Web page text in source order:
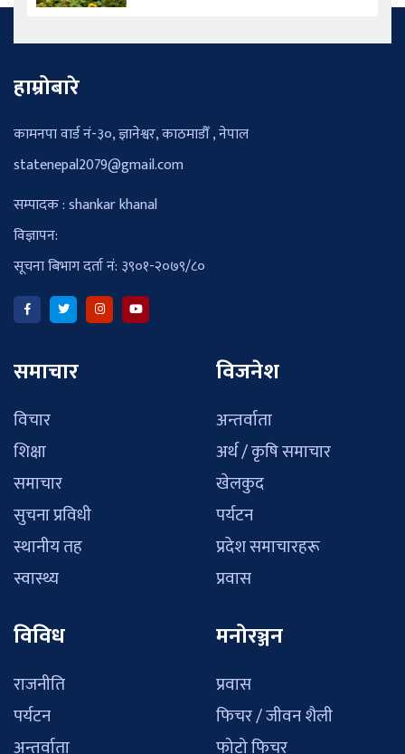
हाम्रोबारे
कामनपा वार्ड नं-३०, ज्ञानेश्वर, काठमाडौँ , नेपाल
statenepal2079@gmail.com
सम्पादक : shankar khanal
विज्ञापन:
सूचना बिभाग दर्ता नं: ३९०१-२०७९/८०
समाचार
विचार
शिक्षा
समाचार
सुचना प्रविधी
स्थानीय तह
स्वास्थ्य
विजनेश
अन्तर्वाता
अर्थ / कृषि समाचार
खेलकुद
पर्यटन
प्रदेश समाचारहरू
प्रवास
विविध
राजनीति
पर्यटन
अन्तर्वाता
मनोरञ्जन
प्रवास
फिचर / जीवन शैली
फोटो फिचर